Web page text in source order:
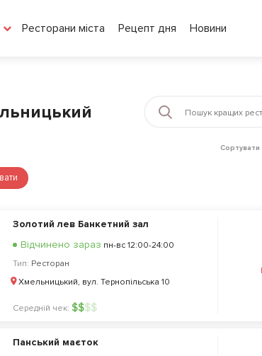
Ресторани міста Рецепт дня Новини
Сортувати
Золотий лев Банкетний зал
Відчинено зараз пн-вс 12:00-24:00
Тип: Ресторан
Хмельницький, вул. Тернопільська 10
Середній чек: $$$$
Панський маєток